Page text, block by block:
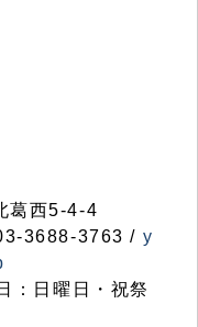
葛西5-4-4
3688-3763 / y
：日曜日・祝祭